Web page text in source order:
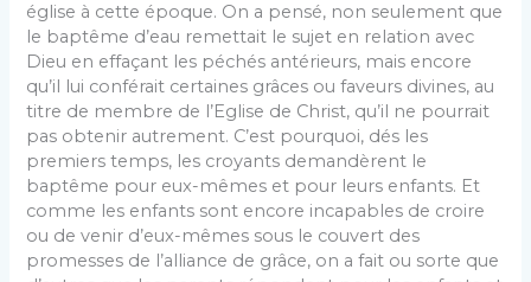
église à cette époque. On a pensé, non seulement que
le baptême d’eau remettait le sujet en relation avec
Dieu en effaçant les péchés antérieurs, mais encore
qu’il lui conférait certaines grâces ou faveurs divines, au
titre de membre de l’Eglise de Christ, qu’il ne pourrait
pas obtenir autrement. C’est pourquoi, dés les
premiers temps, les croyants demandèrent le
baptême pour eux-mêmes et pour leurs enfants. Et
comme les enfants sont encore incapables de croire
ou de venir d’eux-mêmes sous le couvert des
promesses de l’alliance de grâce, on a fait ou sorte que